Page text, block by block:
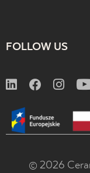
FOLLOW US
© 2026